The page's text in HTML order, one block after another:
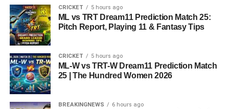
CRICKET 5 hours ago
ML vs TRT Dream11 Prediction Match 25:
Pitch Report, Playing 11 & Fantasy Tips
CRICKET 5 hours ago
ML-W vs TRT-W Dream11 Prediction Match
25 | The Hundred Women 2026
BREAKINGNEWS 6 hours ago